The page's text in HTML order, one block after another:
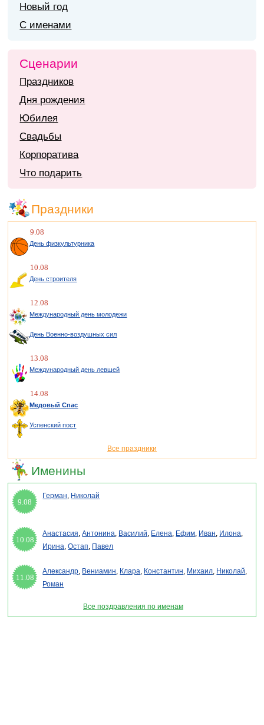
Новый год
С именами
Сценарии
Праздников
Дня рождения
Юбилея
Свадьбы
Корпоратива
Что подарить
Праздники
9.08
День физкультурника
10.08
День строителя
12.08
Международный день молодежи
День Военно-воздушных сил
13.08
Международный день левшей
14.08
Медовый Спас
Успенский пост
Все праздники
Именины
9.08
Герман, Николай
10.08
Анастасия,Антонина, Василий, Елена, Ефим, Иван, Илона,
Ирина,Остап, Павел
11.08
Александр, Вениамин, Клара, Константин, Михаил, Николай,
Роман
Все поздравления по именам